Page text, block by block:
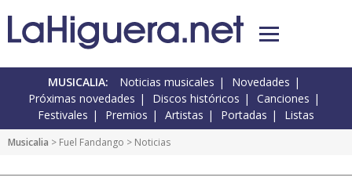
MUSICALIA: Noticias musicales
Novedades
Próximas novedades
Discos históricos
Canciones
Festivales
Premios Artistas Portadas Listas
Musicalia > Fuel Fandango > Noticias